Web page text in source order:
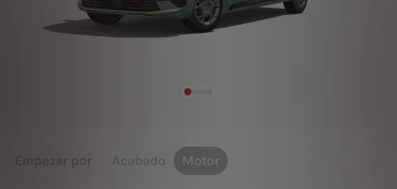
Acabado Motor